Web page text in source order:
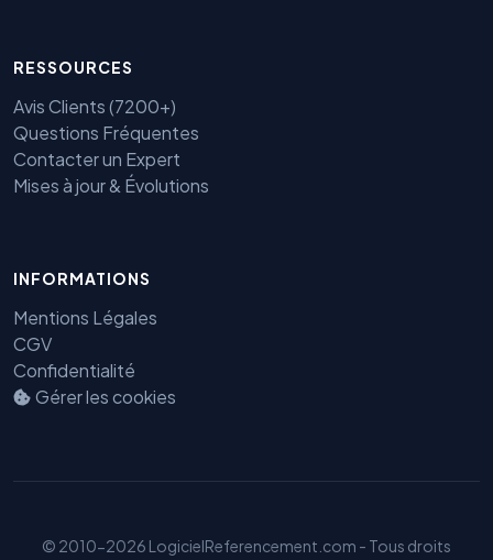
RESSOURCES
Avis Clients (7200+)
Questions Fréquentes
Contacter un Expert
Mises à jour & Évolutions
INFORMATIONS
Mentions Légales
CGV
Confidentialité
Gérer les cookies
© 2010-2026 LogicielReferencement.com - Tous droits